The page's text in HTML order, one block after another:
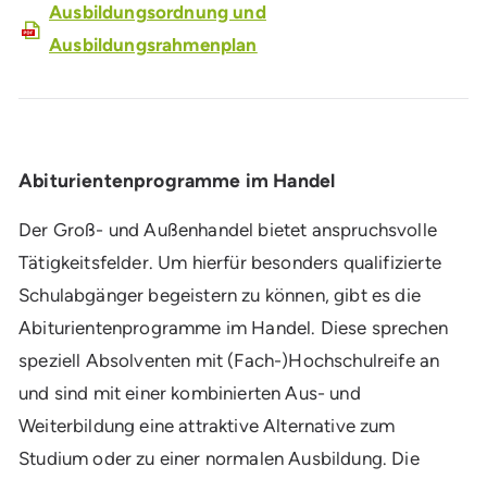
Ausbildungsordnung und
Ausbildungsrahmenplan
Abiturientenprogramme im Handel
Der Groß- und Außenhandel bietet anspruchsvolle
Tätigkeitsfelder. Um hierfür besonders qualifizierte
Schulabgänger begeistern zu können, gibt es die
Abiturientenprogramme im Handel. Diese sprechen
speziell Absolventen mit (Fach-)Hochschulreife an
und sind mit einer kombinierten Aus- und
Weiterbildung eine attraktive Alternative zum
Studium oder zu einer normalen Ausbildung. Die